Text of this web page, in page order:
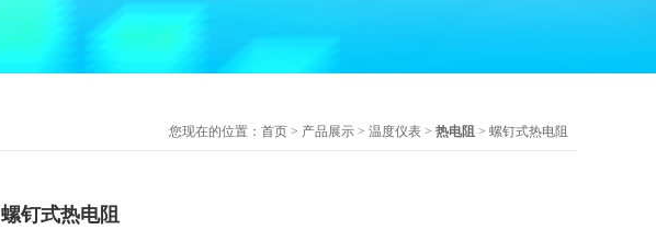
您现在的位置： 首页 > 产品展示 > 温度仪表 > 热电阻 > 螺钉式热电阻
螺钉式热电阻